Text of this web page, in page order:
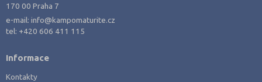
170 00 Praha 7
e-mail:info@kampomaturite.cz
tel: +420 606 411 115
Informace
Kontakty